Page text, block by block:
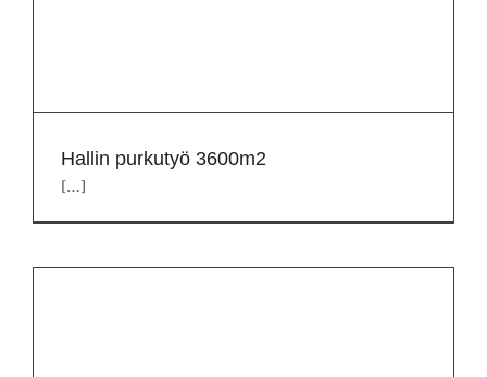
Hallin purkutyö 3600m2
[…]